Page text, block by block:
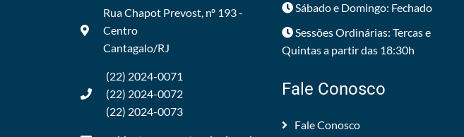
Rua Chapot Prevost, nº 193 -
Centro
Cantagalo/RJ
(22) 2024-0071
(22) 2024-0072
(22) 2024-0073
Sábado e Domingo: Fechado
Sessões Ordinárias: Tercas e
Quintas a partir das 18:30h
Fale Conosco
Fale Conosco